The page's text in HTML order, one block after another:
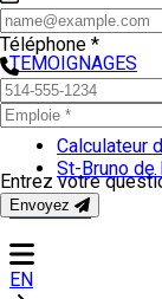
VENDEURS
TEMOIGNAGES
OUTILS
Calculateur
St-Bruno
CONTACT
EN
Téléphone *
Entrez votre
Envoyez